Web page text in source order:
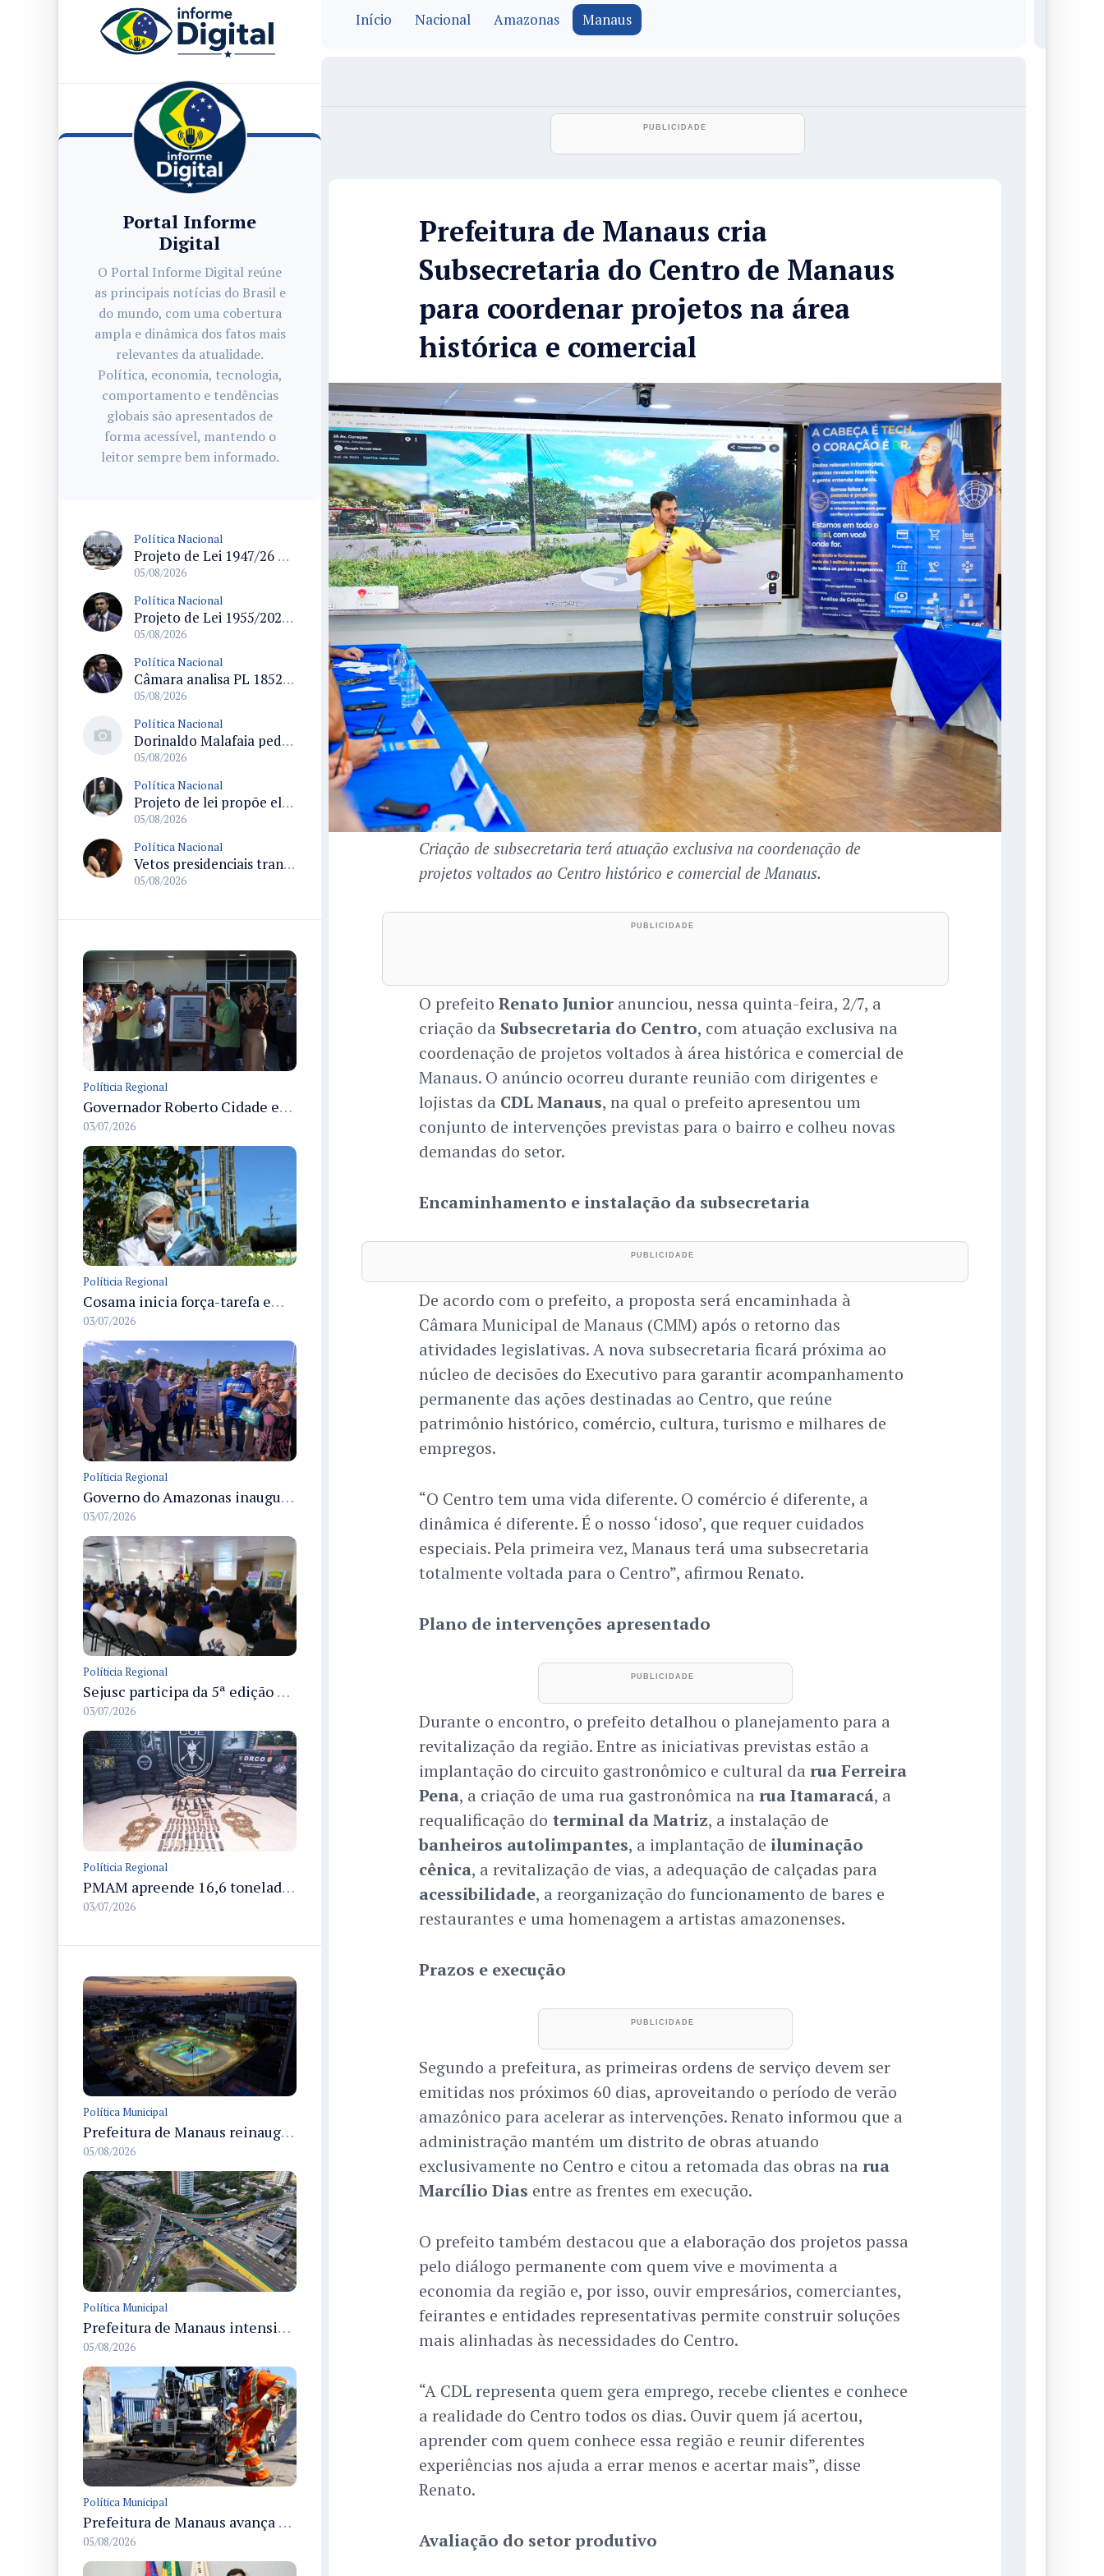
Portal Informe
Digital
O Portal Informe Digital reúne
as principais notícias do Brasil e
do mundo, com uma cobertura
ampla e dinâmica dos fatos mais
relevantes da atualidade.
Política, economia, tecnologia,
comportamento e tendências
globais são apresentados de
forma acessível, mantendo o
leitor sempre bem informado.
Política Nacional
Projeto de Lei 1947/26 propõe fim de margens para cartão de crédito e consignado do INSS
05/08/2026
Política Nacional
Projeto de Lei 1955/2026 propõe criação de geração livre de fumo ao restringir venda de vapes a nascidos desde 1º de janeiro de 2009
05/08/2026
Política Nacional
Câmara analisa PL 1852/26 que institui Política Nacional de Gestão de Desempenho e Eficiência para servidores públicos
05/08/2026
Política Nacional
Dorinaldo Malafaia pede vacinação ativa ao Ministério da Saúde para reverter queda na cobertura vacinal no Brasil
05/08/2026
Política Nacional
Projeto de lei propõe elevar para R$ 250 mil limite de isenção do IPI para pessoas com deficiência e autismo
05/08/2026
Política Nacional
Vetos presidenciais trancam a pauta do Congresso com 87 itens pendentes e incluem trechos do Orçamento de 2026
05/08/2026
Políticia Regional
Governador Roberto Cidade entrega readequação do ambulatório da FCecon e amplia capacidade de atendimento oncológico em Manaus
03/07/2026
Políticia Regional
Cosama inicia força-tarefa em Anamã para fortalecer abastecimento de água e segurança hídrica da população
03/07/2026
Políticia Regional
Governo do Amazonas inaugura primeiro Castramóvel Fluvial para atendimento veterinário às comunidades ribeirinhas e castração gratuita
03/07/2026
Políticia Regional
Sejusc participa da 5ª edição do Caminhos Literários com foco na cultura hip-hop nas unidades socioeducativas
03/07/2026
Políticia Regional
PMAM apreende 16,6 toneladas de entorpecentes e registra aumento nas prisões em flagrante e nas capturas de foragidos no primeiro semestre de 2026
03/07/2026
Política Municipal
Prefeitura de Manaus reinaugura o Velódromo Professora Alzira Campos e entrega espaço esportivo totalmente revitalizado
05/08/2026
Política Municipal
Prefeitura de Manaus intensifica obras de modernização no viaduto Miguel Arraes para ampliar segurança e acessibilidade na região
05/08/2026
Política Municipal
Prefeitura de Manaus avança com recapeamento no Parque Rio Solimões e cobre cerca de 30 ruas
05/08/2026
Início Nacional Amazonas Manaus
Prefeitura de Manaus cria
Subsecretaria do Centro de Manaus
para coordenar projetos na área
histórica e comercial
Criação de subsecretaria terá atuação exclusiva na coordenação de
projetos voltados ao Centro histórico e comercial de Manaus.
O prefeito Renato Junioranunciou, nessa quinta-feira, 2/7, a
criação da Subsecretaria do Centro, com atuação exclusiva na
coordenação de projetos voltados à área histórica e comercial de
Manaus. O anúncio ocorreu durante reunião com dirigentes e
lojistas da CDL Manaus, na qual o prefeito apresentou um
conjunto de intervenções previstas para o bairro e colheu novas
demandas do setor.
Encaminhamento e instalação da subsecretaria
De acordo com o prefeito, a proposta será encaminhada à
Câmara Municipal de Manaus (CMM) após o retorno das
atividades legislativas. A nova subsecretaria ficará próxima ao
núcleo de decisões do Executivo para garantir acompanhamento
permanente das ações destinadas ao Centro, que reúne
patrimônio histórico, comércio, cultura, turismo e milhares de
empregos.
“O Centro tem uma vida diferente. O comércio é diferente, a
dinâmica é diferente. É o nosso ‘idoso’, que requer cuidados
especiais. Pela primeira vez, Manaus terá uma subsecretaria
totalmente voltada para o Centro”, afirmou Renato.
Plano de intervenções apresentado
Durante o encontro, o prefeito detalhou o planejamento para a
revitalização da região. Entre as iniciativas previstas estão a
implantação do circuito gastronômico e cultural da rua Ferreira
Pena, a criação de uma rua gastronômica na rua Itamaracá, a
requalificação do terminal da Matriz, a instalação de
banheiros autolimpantes, a implantação de iluminação
cênica, a revitalização de vias, a adequação de calçadas para
acessibilidade, a reorganização do funcionamento de bares e
restaurantes e uma homenagem a artistas amazonenses.
Prazos e execução
Segundo a prefeitura, as primeiras ordens de serviço devem ser
emitidas nos próximos 60 dias, aproveitando o período de verão
amazônico para acelerar as intervenções. Renato informou que a
administração mantém um distrito de obras atuando
exclusivamente no Centro e citou a retomada das obras na rua
Marcílio Dias entre as frentes em execução.
O prefeito também destacou que a elaboração dos projetos passa
pelo diálogo permanente com quem vive e movimenta a
economia da região e, por isso, ouvir empresários, comerciantes,
feirantes e entidades representativas permite construir soluções
mais alinhadas às necessidades do Centro.
“A CDL representa quem gera emprego, recebe clientes e conhece
a realidade do Centro todos os dias. Ouvir quem já acertou,
aprender com quem conhece essa região e reunir diferentes
experiências nos ajuda a errar menos e acertar mais”, disse
Renato.
Avaliação do setor produtivo